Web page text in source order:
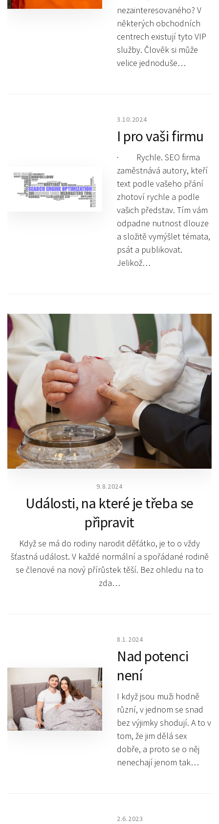
nezainteresovaného? V
některých obchodních
centrech existují tyto VIP
služby. Člověk si může
velice jednoduše…
3.10.2024
I pro vaši firmu
· Rychle. SEO firma
zaměstnává autory, kteří
text podle vašeho přání
zhotoví rychle a podle
vašich představ. Tím vám
odpadne nutnost dlouze
a složitě vymýšlet témata,
psát a publikovat.
Jelikož…
9.8.2024
Události, na které je třeba se
připravit
Když se má do rodiny narodit děťátko, je to o vždy
šťastná událost. V každé normální a spořádané rodině
se členové na nový přírůstek těší. Bez ohledu na to
zda…
8.1.2024
Nad potenci
není
I když jsou muži hodně
různí, v jednom se snad
bez výjimky shodují. A to v
tom, že jim dělá sex
dobře, a proto se o něj
nenechají jenom tak…
2.6.2023